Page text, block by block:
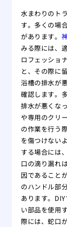
水まわりのト
す。多くの場
があります。
みる際には、
ロフェッショ
と、その際に
浴槽の排水が
確認します。
排水が悪くな
や専用のクリ
の作業を行う
を傷つけない
する場合には
口の滴り漏れ
因であること
のハンドル部
あります。
い部品を使用
際には、蛇口